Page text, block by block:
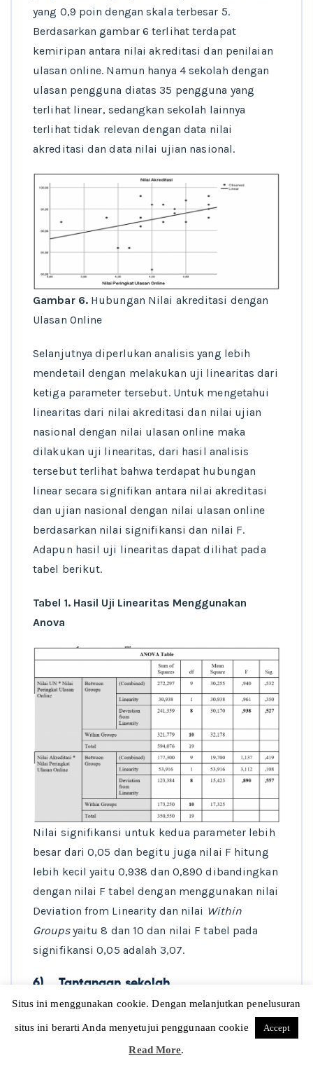
yang 0,9 poin dengan skala terbesar 5.
Berdasarkan gambar 6 terlihat terdapat
kemiripan antara nilai akreditasi dan penilaian
ulasan online. Namun hanya 4 sekolah dengan
ulasan pengguna diatas 35 pengguna yang
terlihat linear, sedangkan sekolah lainnya
terlihat tidak relevan dengan data nilai
akreditasi dan data nilai ujian nasional.
Gambar 6.Hubungan Nilai akreditasi dengan
Ulasan Online
Selanjutnya diperlukan analisis yang lebih
mendetail dengan melakukan uji linearitas dari
ketiga parameter tersebut. Untuk mengetahui
linearitas dari nilai akreditasi dan nilai ujian
nasional dengan nilai ulasan online maka
dilakukan uji linearitas, dari hasil analisis
tersebut terlihat bahwa terdapat hubungan
linear secara signifikan antara nilai akreditasi
dan ujian nasional dengan nilai ulasan online
berdasarkan nilai signifikansi dan nilai F.
Adapun hasil uji linearitas dapat dilihat pada
tabel berikut.
Tabel 1. Hasil Uji Linearitas Menggunakan
Anova
Nilai signifikansi untuk kedua parameter lebih
besar dari 0,05 dan begitu juga nilai F hitung
lebih kecil yaitu 0,938 dan 0,890 dibandingkan
dengan nilai F tabel dengan menggunakan nilai
Deviation from Linearity dan nilai Within
Groupsyaitu 8 dan 10 dan nilai F tabel pada
signifikansi 0,05 adalah 3,07.
6) Tantangan sekolah
Dari hasil analisis data diatas terlihat bahwa
nilai akreditasi tidak lagi sebagai satu-satunya
acuan publik dalam menilai suatu sekolah,
Situs ini menggunakan cookie. Dengan melanjutkan penelusuran
situs ini berarti Anda menyetujui penggunaan cookie Accept
Read More.